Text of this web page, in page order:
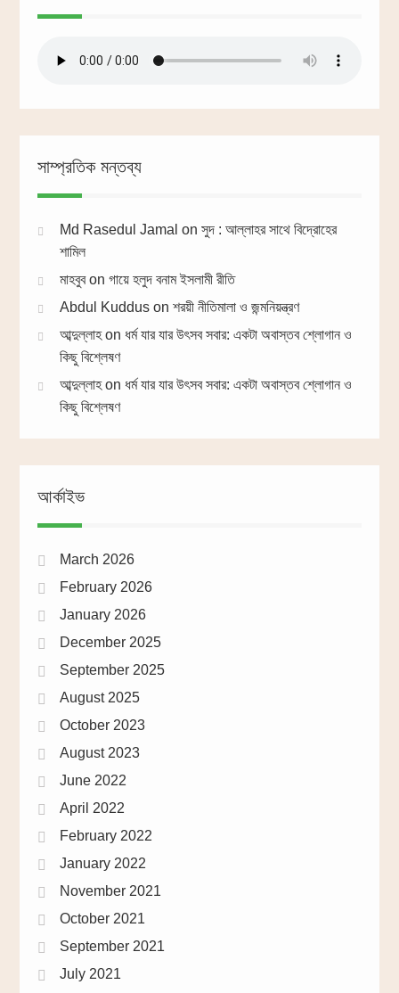
সাম্প্রতিক মন্তব্য
Md Rasedul Jamal on সুদ : আল্লাহর সাথে বিদ্রোহের
শামিল
মাহবুবon গায়ে হলুদ বনাম ইসলামী রীতি
Abdul Kudduson শরয়ী নীতিমালা ও জন্মনিয়ন্ত্রণ
আব্দুল্লাহon ধর্ম যার যার উৎসব সবার: একটা অবাস্তব শ্লোগান ও
কিছু বিশ্লেষণ
আব্দুল্লাহon ধর্ম যার যার উৎসব সবার: একটা অবাস্তব শ্লোগান ও
কিছু বিশ্লেষণ
আর্কাইভ
March 2026
February 2026
January 2026
December 2025
September 2025
August 2025
October 2023
August 2023
June 2022
April 2022
February 2022
January 2022
November 2021
October 2021
September 2021
July 2021